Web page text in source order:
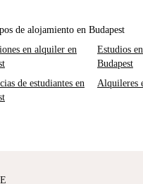
de alojamiento en Budapest
en alquiler en
Estudios
Budapest
de estudiantes en
Alquileres